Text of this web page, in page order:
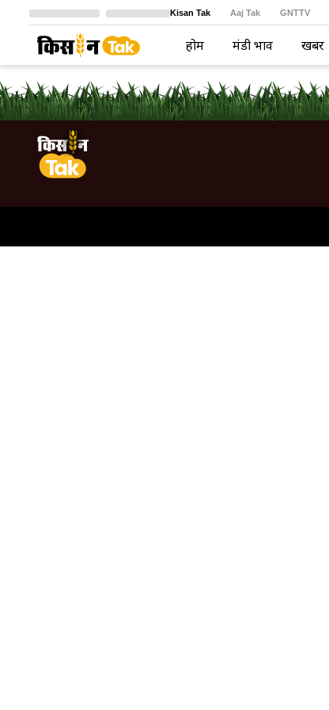
Kisan Tak Aaj Tak GNTTV
Crime Tak Astro Tak
होम मंडी भाव खबरें